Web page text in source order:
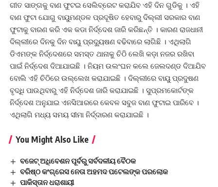
ଗୀତ ସାଙ୍ଗକୁ ବାଣ ଫୁଟଇ ସେଲିବ୍ରେଟ କରାଯିବ ଏହି ଦିନ ଗୁଡିକୁ । ଏହି
ବାଣ ଫୁଟା ଯୋଗୁ ବାୟୁମଣ୍ଡଳ ପ୍ରଦୂଷିତ ହେବାରୁ ଦିଲ୍ଲୀ ସରକାର ବାଣ
ଫୁଟାକୁ ବାରଣ କରି ଏକ କଡା ନିର୍ଦ୍ଦେଶ ଜାରି କରିଛନ୍ତି । କାରଣ ରାଜଧାନୀ
ଦିଲ୍ଲୀରେ ଦିନକୁ ଦିନ ବାୟୁ ପ୍ରଦ୍ୟୁଷଣ ବଢିବାରେ ଲାଗିଛି । ଏଥିଲାଗି
ଡିଏମଙ୍କ ନିର୍ଦ୍ଦେଶରେ ସମସ୍ତ ଥାନାକୁ ଚିଠି ଲେଖି କଡ଼ା ନଜର ରଖିବା
ପାଇଁ ନିର୍ଦ୍ଦେଶ ଦିଆଯାଇଛି । ନିୟମ ଉଲଂଘନ କଲେ ଜେଲଦଣ୍ଡ ଦିଆଯିବ
ବୋଲି ଏହି ଚିଠିରେ ଉଲ୍ଲେଖ କରାଯାଇଛି । ଦିଲ୍ଲୀରେ ବାୟୁ ପ୍ରଦୁଷଣ
ବୃଦ୍ଧି ପାଉଥିବାରୁ ଏହି ନିର୍ଦ୍ଦେଶ ଜାରି କରାଯାଇଛି । ସୁପ୍ରମକୋର୍ଟଙ୍କ
ନିର୍ଦ୍ଦେଶ ଅନୁଯାଇ ଏନସିଆରରେ କେବଳ ସବୁଜ ବାଣ ଫୁଟାଇ ପାରିବେ ।
ଏଥିଲାଗି ମଧ୍ୟ ସମୟ ସୀମା ନିର୍ଦ୍ଦାରଣ କରାଯାଇଛି ।
You Might Also Like
ବଜେଟ୍‌ ଅଧିବେଶନ ପୂର୍ବରୁ ସର୍ବଦଳୀୟ ବୈଠକ
ବରିଷ୍ଠ କଂଗ୍ରେସ ନେତା ଅହମଦ ପଟେଲଙ୍କ ପରଲୋକ
ପାକିସ୍ତାନ ଧରାଶାୟୀ